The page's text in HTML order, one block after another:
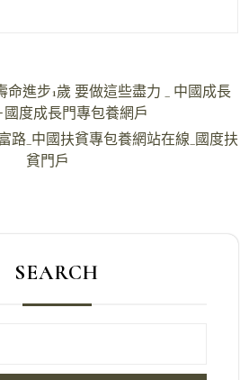
進步1歲 要做這些盡力 _ 中國成長
國度成長門專包養網戶
路_中國扶貧專包養網站在線_國度扶
貧門戶
SEARCH